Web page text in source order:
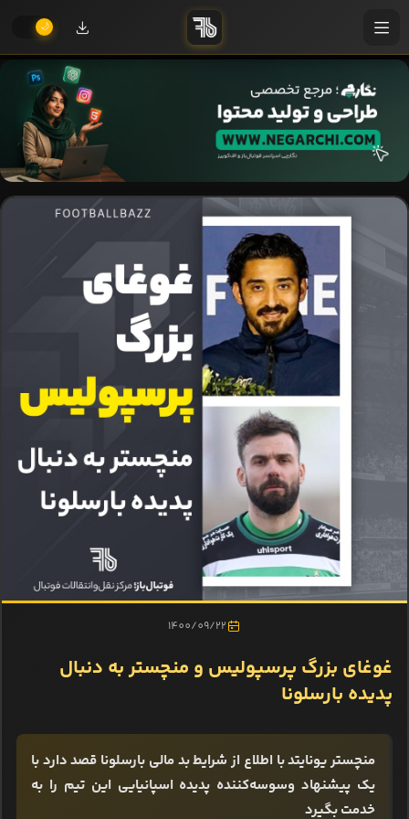
1400/09/22
غوغای بزرگ پرسپولیس و منچستر به دنبال
پدیده بارسلونا
منچستر یونایتد با اطلاع از شرایط بد مالی بارسلونا قصد دارد با
یک پیشنهاد وسوسه‌کننده پدیده اسپانیایی این تیم را به
خدمت بگیرد